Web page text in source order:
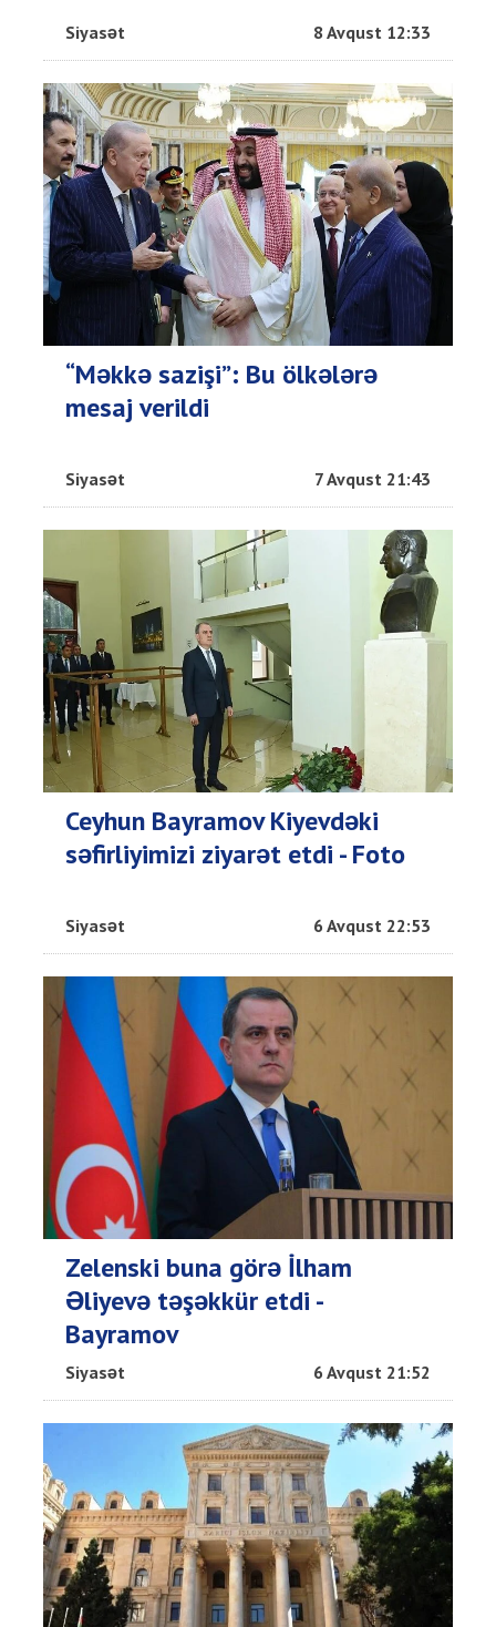
Siyasət 8 Avqust 12:33
“Məkkə sazişi”: Bu ölkələrə
mesaj verildi
Siyasət 7 Avqust 21:43
Ceyhun Bayramov Kiyevdəki
səfirliyimizi ziyarət etdi - Foto
Siyasət 6 Avqust 22:53
Zelenski buna görə İlham
Əliyevə təşəkkür etdi -
Bayramov
Siyasət 6 Avqust 21:52